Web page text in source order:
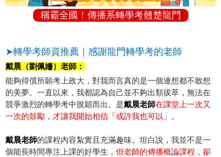
稱霸全國！傳播系轉學考翹楚龍門
➤轉學考師資推薦｜感謝龍門轉學考的老師
戴晨（劉佩姍）老師：
能夠得償所願考上政大，對我而言真的是一個連想都不敢想
的美夢。一直以來，我都認為自己並不夠出類拔萃，無法在
競爭激烈的轉學考中脫穎而出。是戴晨老師在課堂上一次又
一次的鼓勵，才讓我開始相信「或許我也可以」
。
戴晨老師的課程內容紮實且充滿趣味。坦白說，我並不是一
個能長時間專注上課的好學生，但老師的傳播概論課程，卻